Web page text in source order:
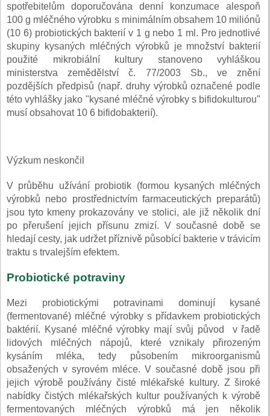
spotřebitelům doporučována denní konzumace alespoň
100 g mléčného výrobku s minimálním obsahem 10 miliónů
(10 6) probiotických bakterií v 1 g nebo 1 ml. Pro jednotlivé
skupiny kysaných mléčných výrobků je množství bakterií
použité mikrobiální kultury stanoveno vyhláškou
ministerstva zemědělství č. 77/2003 Sb., ve znění
pozdějších předpisů (např. druhy výrobků označené podle
této vyhlášky jako "kysané mléčné výrobky s bifidokulturou"
musí obsahovat 10 6 bifidobakterií).
Výzkum neskončil
V průběhu užívání probiotik (formou kysaných mléčných
výrobků nebo prostřednictvím farmaceutických preparátů)
jsou tyto kmeny prokazovány ve stolici, ale již několik dní
po přerušení jejich přísunu zmizí. V současné době se
hledají cesty, jak udržet příznivě působící bakterie v trávicím
traktu s trvalejším efektem.
Probiotické potraviny
Mezi probiotickými potravinami dominují kysané
(fermentované) mléčné výrobky s přídavkem probiotických
baktérií. Kysané mléčné výrobky mají svůj původ v řadě
lidových mléčných nápojů, které vznikaly přirozeným
kysáním mléka, tedy působením mikroorganismů
obsažených v syrovém mléce. V současné době jsou při
jejich výrobě používány čisté mlékařské kultury. Z široké
nabídky čistých mlékařských kultur používaných k výrobě
fermentovaných mléčných výrobků má jen několik